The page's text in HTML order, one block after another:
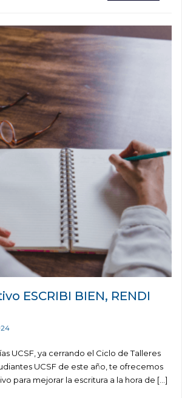
ESCRIBI BIEN, RENDI
UCSF, ya cerrando el Ciclo de Talleres
UCSF de este año, te ofrecemos
para mejorar la escritura a la hora de […]